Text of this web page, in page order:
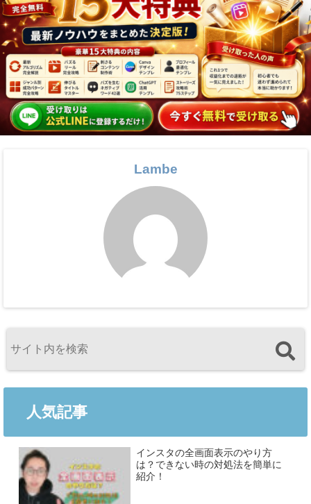
Lambe
人気記事
インスタの全画面表示のやり方
は？できない時の対処法を簡単に
紹介！